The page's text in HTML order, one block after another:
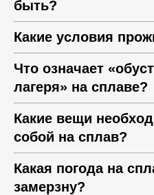
быть?
Какие условия
Что означает
лагеря» на сплаве?
Какие вещи
собой на сплав?
Какая погода на
замерзну?